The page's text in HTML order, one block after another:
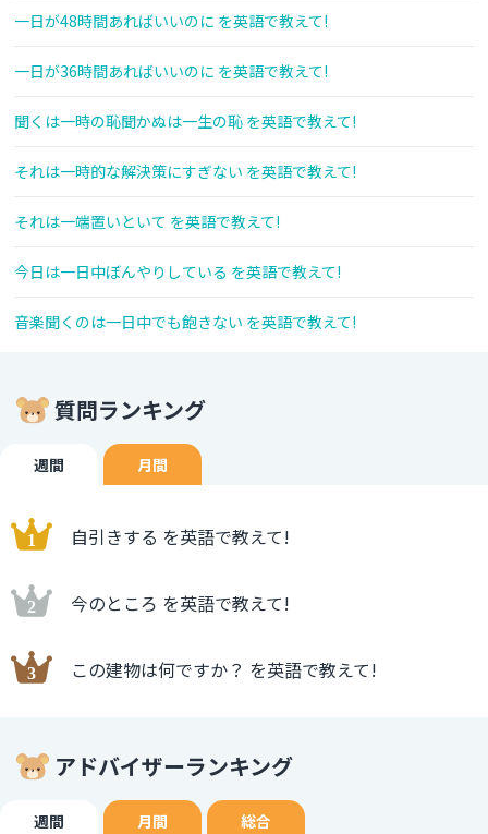
一日が48時間あればいいのに を英語で教えて!
一日が36時間あればいいのに を英語で教えて!
聞くは一時の恥聞かぬは一生の恥 を英語で教えて!
それは一時的な解決策にすぎない を英語で教えて!
それは一端置いといて を英語で教えて!
今日は一日中ぼんやりしている を英語で教えて!
音楽聞くのは一日中でも飽きない を英語で教えて!
質問ランキング
週間 月間
自引きする を英語で教えて!
今のところ を英語で教えて!
この建物は何ですか？ を英語で教えて!
アドバイザーランキング
週間 月間 総合